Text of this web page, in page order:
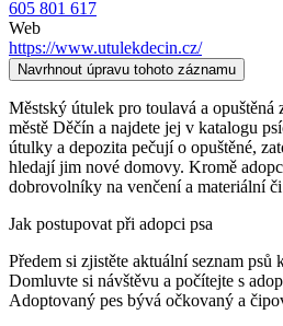
605 801 617
Web
https://www.utulekdecin.cz/
Navrhnout úpravu tohoto záznamu
Městský útulek pro toulavá a opuštěná
městě Děčín a najdete jej v katalogu
útulky a depozita pečují o opuštěné,
hledají jim nové domovy. Kromě
dobrovolníky na venčení a materiální
Jak postupovat při adopci psa
Předem si zjistěte aktuální seznam
Domluvte si návštěvu a počítejte s
Adoptovaný pes bývá očkovaný a